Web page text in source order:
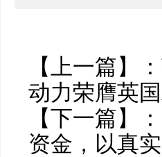
【上一篇】：
动力荣膺英
【下一篇】：
资金，以真